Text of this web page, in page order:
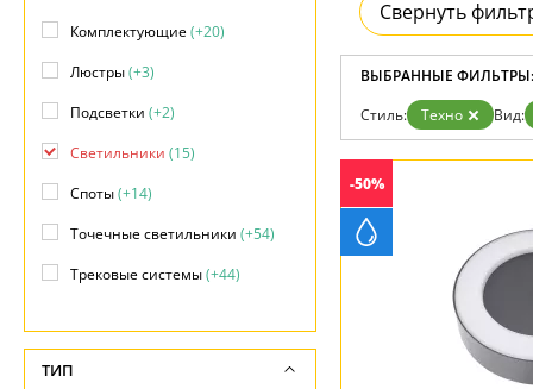
Возврат
Отзывы
Дизайнерам
Бренды
Контакты
Свернуть
ВЫБРАННЫЕ ФИЛЬТРЫ:
Стиль: Техно Вид:
-50%
Комплектующие(+20)
Люстры(+3)
Подсветки (+2)
Светильники (15)
Споты(+14)
Точечные светильники (+54)
Трековые системы(+44)
ТИП